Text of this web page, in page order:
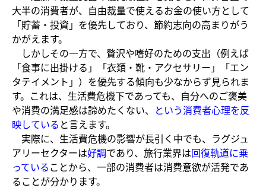
大半の消費者が、自由裁量で使えるお金の使い方として
「貯蓄・投資」を優先しており、節約志向の高まりがう
かがえます。​
しかしその一方で、贅沢や嗜好のための支出（例えば
「食事に出掛ける」「衣類・靴・アクセサリー」「エン
タテイメント」）を優先する傾向も少なからず見られま
す。これは、生活費危機下であっても、自分へのご褒美
や消費の満足感は諦めたくない、
という消費者心理を反
映している と言えます。​
実際に、生活費危機の影響が長引く中でも、ラグジュ
アリーセクターは好調であり、旅行業界は回復軌道に乗
っていることから、一部の消費者は消費意欲が活発であ
ることが分かります。​